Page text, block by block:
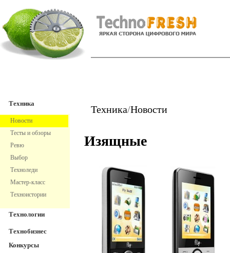
Техника
Новости
Тесты и обзоры
Ревю
Выбор
Техноледи
Мастер-класс
Техноистории
Технологии
Технобизнес
Конкурсы
Техника/Новости
Изящные